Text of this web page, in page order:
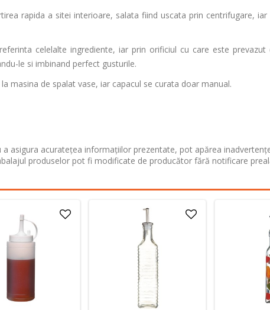
rapida a sitei interioare, salata fiind uscata prin centrifugare,
celelalte ingrediente, iar prin orificiul cu care este
le si imbinand perfect gusturile.
masina de spalat vase, iar capacul se curata doar manual.
asigura acuratețea informațiilor prezentate, pot apărea
produselor pot fi modificate de producător fără notificare